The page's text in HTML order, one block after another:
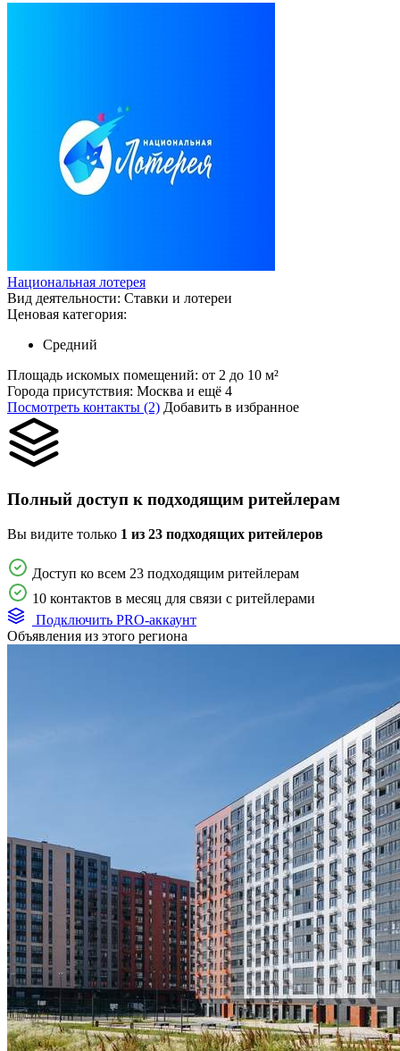
Национальная лотерея
Вид деятельности: Ставки и лотереи
Ценовая категория:
Средний
Площадь искомых помещений: от 2 до 10 м²
Города присутствия: Москва и ещё 4
Посмотреть контакты (2) Добавить в избранное
Полный доступ к подходящим ритейлерам
Вы видите только 1 из 23 подходящих ритейлеров
Доступ ко всем 23 подходящим ритейлерам
10 контактов в месяц для связи с ритейлерами
Подключить PRO-аккаунт
Объявления из этого региона